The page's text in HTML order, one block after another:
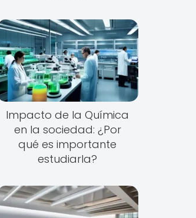
Impacto de la Química
en la sociedad: ¿Por
qué es importante
estudiarla?